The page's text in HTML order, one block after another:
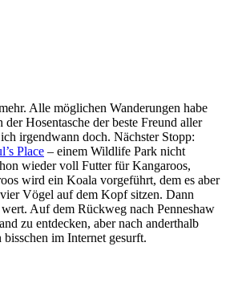
Alle möglichen Wanderungen habe
Hosentasche der beste Freund aller
irgendwann doch. Nächster Stopp:
Place – einem Wildlife Park nicht
wieder voll Futter für Kangaroos,
wird ein Koala vorgeführt, dem es aber
Vögel auf dem Kopf sitzen. Dann
Auf dem Rückweg nach Penneshaw
zu entdecken, aber nach anderthalb
im Internet gesurft.